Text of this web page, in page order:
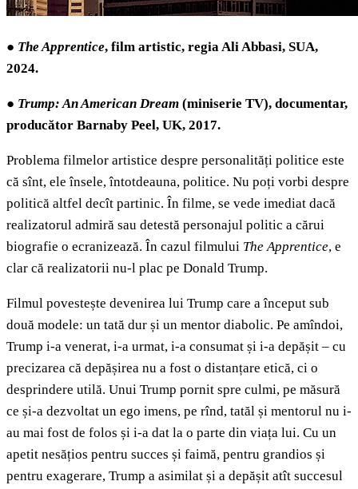
● The Apprentice, film artistic, regia Ali Abbasi, SUA,
2024.
● Trump: An American Dream (miniserie TV), documentar,
producător Barnaby Peel, UK, 2017.
Problema filmelor artistice despre personalități politice este
că sînt, ele însele, întotdeauna, politice. Nu poți vorbi despre
politică altfel decît partinic. În filme, se vede imediat dacă
realizatorul admiră sau detestă personajul politic a cărui
biografie o ecranizează. În cazul filmului The Apprentice, e
clar că realizatorii nu-l plac pe Donald Trump.
Filmul povestește devenirea lui Trump care a început sub
două modele: un tată dur și un mentor diabolic. Pe amîndoi,
Trump i-a venerat, i-a urmat, i-a consumat și i-a depășit – cu
precizarea că depășirea nu a fost o distanțare etică, ci o
desprindere utilă. Unui Trump pornit spre culmi, pe măsură
ce și-a dezvoltat un ego imens, pe rînd, tatăl și mentorul nu i-
au mai fost de folos și i-a dat la o parte din viața lui. Cu un
apetit nesățios pentru succes și faimă, pentru grandios și
pentru exagerare, Trump a asimilat și a depășit atît succesul